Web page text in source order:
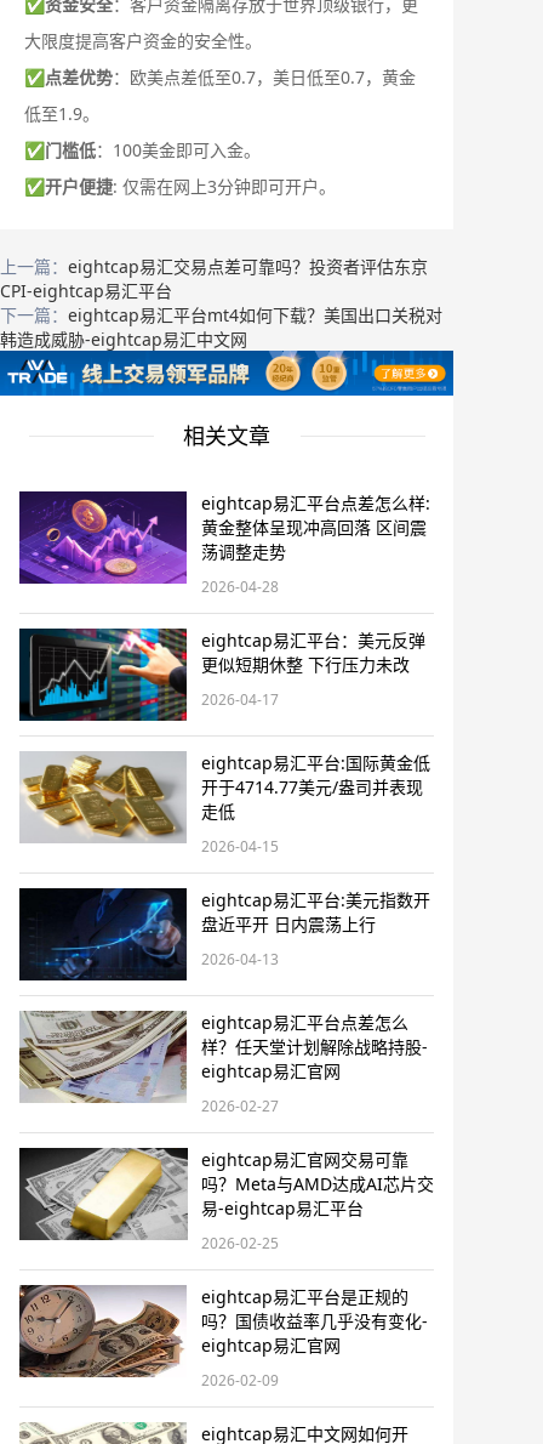
大限度提高客户资金的安全性。
✅点差优势：欧美点差低至0.7，美日低至0.7，黄金
低至1.9。
✅门槛低：100美金即可入金。
✅开户便捷: 仅需在网上3分钟即可开户。
上一篇： eightcap易汇交易点差可靠吗？投资者评估东京
CPI-eightcap易汇平台
下一篇： eightcap易汇平台mt4如何下载？美国出口关税对
韩造成威胁-eightcap易汇中文网
相关文章
eightcap易汇平台点差怎么样:
黄金整体呈现冲高回落 区间震
荡调整走势
2026-04-28
eightcap易汇平台：美元反弹
更似短期休整 下行压力未改
2026-04-17
eightcap易汇平台:国际黄金低
开于4714.77美元/盎司并表现
走低
2026-04-15
eightcap易汇平台:美元指数开
盘近平开 日内震荡上行
2026-04-13
eightcap易汇平台点差怎么
样？任天堂计划解除战略持股-
eightcap易汇官网
2026-02-27
eightcap易汇官网交易可靠
吗？Meta与AMD达成AI芯片交
易-eightcap易汇平台
2026-02-25
eightcap易汇平台是正规的
吗？国债收益率几乎没有变化-
eightcap易汇官网
2026-02-09
eightcap易汇中文网如何开